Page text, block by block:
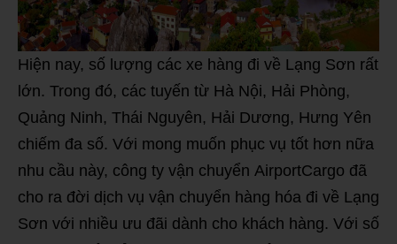
Hiện nay, số lượng các xe hàng đi về Lạng Sơn rất
lớn. Trong đó, các tuyến từ Hà Nội, Hải Phòng,
Quảng Ninh, Thái Nguyên, Hải Dương, Hưng Yên
chiếm đa số. Với mong muốn phục vụ tốt hơn nữa
nhu cầu này, công ty vận chuyển AirportCargo đã
cho ra đời dịch vụ vận chuyển hàng hóa đi về Lạng
Sơn với nhiều ưu đãi dành cho khách hàng. Với số